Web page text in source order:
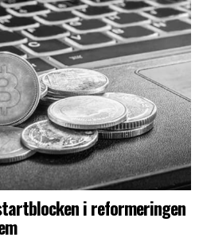
i reformeringen